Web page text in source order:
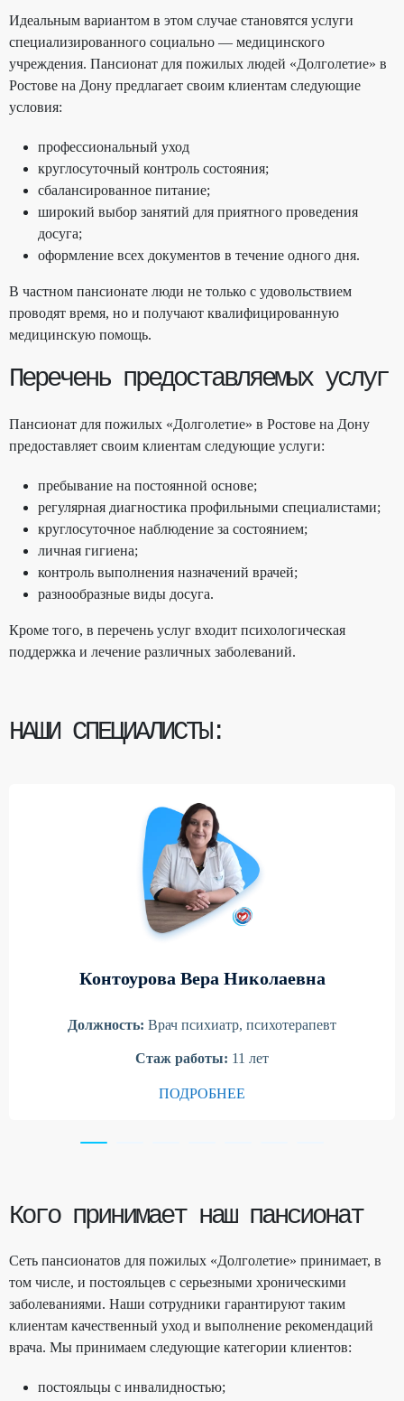
Идеальным вариантом в этом случае становятся услуги
специализированного социально — медицинского
учреждения. Пансионат для пожилых людей «Долголетие» в
Ростове на Дону предлагает своим клиентам следующие
условия:
профессиональный уход
круглосуточный контроль состояния;
сбалансированное питание;
широкий выбор занятий для приятного проведения
досуга;
оформление всех документов в течение одного дня.
В частном пансионате люди не только с удовольствием
проводят время, но и получают квалифицированную
медицинскую помощь.
Перечень предоставляемых услуг
Пансионат для пожилых «Долголетие» в Ростове на Дону
предоставляет своим клиентам следующие услуги:
пребывание на постоянной основе;
регулярная диагностика профильными специалистами;
круглосуточное наблюдение за состоянием;
личная гигиена;
контроль выполнения назначений врачей;
разнообразные виды досуга.
Кроме того, в перечень услуг входит психологическая
поддержка и лечение различных заболеваний.
НАШИ СПЕЦИАЛИСТЫ:
Контоурова Вера Николаевна
Должность: Врач психиатр, психотерапевт
Стаж работы: 11 лет
ПОДРОБНЕЕ
Кого принимает наш пансионат
Сеть пансионатов для пожилых «Долголетие» принимает, в
том числе, и постояльцев с серьезными хроническими
заболеваниями. Наши сотрудники гарантируют таким
клиентам качественный уход и выполнение рекомендаций
врача. Мы принимаем следующие категории клиентов:
постояльцы с инвалидностью;